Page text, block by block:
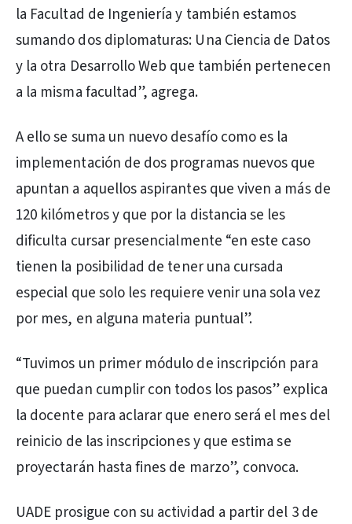
la Facultad de Ingeniería y también estamos
sumando dos diplomaturas: Una Ciencia de Datos
y la otra Desarrollo Web que también pertenecen
a la misma facultad”, agrega.
A ello se suma un nuevo desafío como es la
implementación de dos programas nuevos que
apuntan a aquellos aspirantes que viven a más de
120 kilómetros y que por la distancia se les
dificulta cursar presencialmente “en este caso
tienen la posibilidad de tener una cursada
especial que solo les requiere venir una sola vez
por mes, en alguna materia puntual”.
“Tuvimos un primer módulo de inscripción para
que puedan cumplir con todos los pasos” explica
la docente para aclarar que enero será el mes del
reinicio de las inscripciones y que estima se
proyectarán hasta fines de marzo”, convoca.
UADE prosigue con su actividad a partir del 3 de